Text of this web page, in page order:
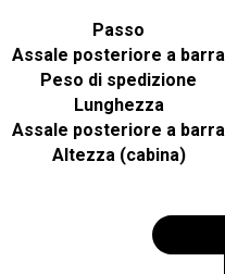
Passo
Assale posteriore a barra
Peso di spedizione
Lunghezza
Assale posteriore a barra
Altezza (cabina)